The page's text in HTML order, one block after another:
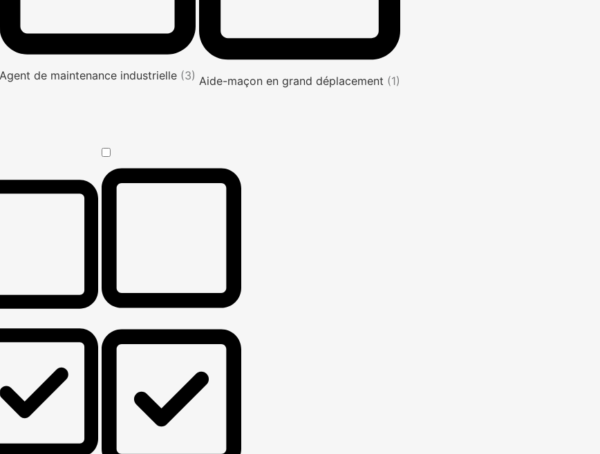
Agent de maintenance industrielle (3) Aide-maçon en grand déplacement (1)